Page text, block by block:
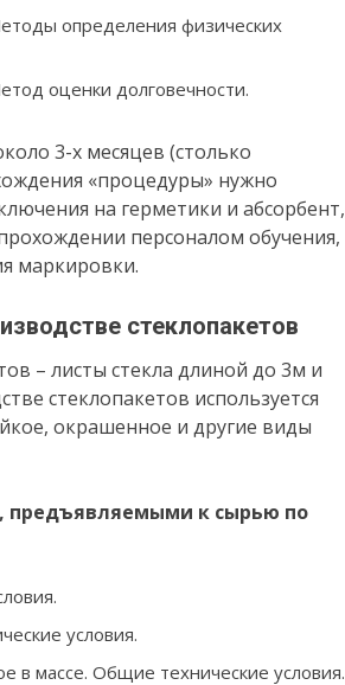
определения физических
оценки долговечности.
3-х месяцев (столько
«процедуры» нужно
на герметики и абсорбент,
персоналом обучения,
маркировки.
стеклопакетов
– листы стекла длиной до 3м и
стеклопакетов используется
окрашенное и другие виды
предъявляемыми к сырью по
условия.
в массе. Общие технические условия.